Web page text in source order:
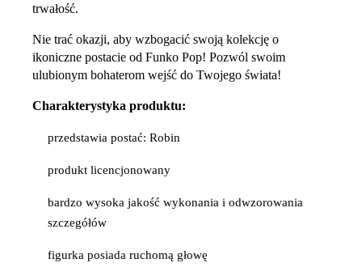
trwałość.
Nie trać okazji, aby wzbogacić swoją kolekcję o
ikoniczne postacie od Funko Pop! Pozwól swoim
ulubionym bohaterom wejść do Twojego świata!
Charakterystyka produktu:
przedstawia postać: Robin
produkt licencjonowany
bardzo wysoka jakość wykonania i odwzorowania
szczegółów
figurka posiada ruchomą głowę